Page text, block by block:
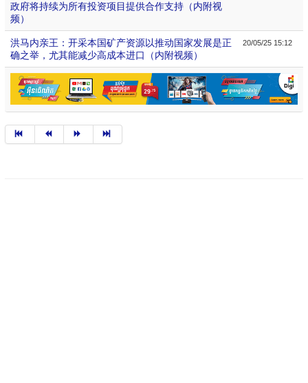
政府将持续为所有投资项目提供合作支持（内附视
频）
洪马内亲王：开采本国矿产资源以推动国家发展是正
确之举，尤其能减少高成本进口（内附视频）
20/05/25 15:12